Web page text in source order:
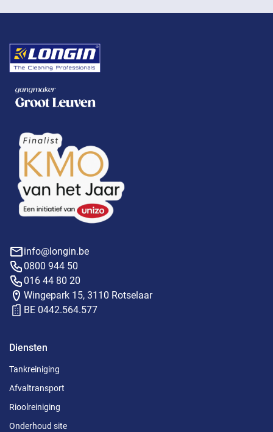
info@longin.be
0800 944 50
016 44 80 20
Wingepark 15, 3110 Rotselaar
BE 0442.564.577
Diensten
Tankreiniging
Afvaltransport
Rioolreiniging
Onderhoud site